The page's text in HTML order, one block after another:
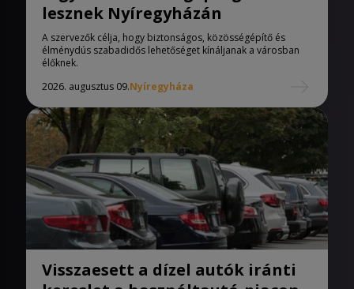
lesznek Nyíregyházán
A szervezők célja, hogy biztonságos, közösségépítő és
élménydús szabadidős lehetőséget kínáljanak a városban
élőknek.
2026. augusztus 09.Nyíregyháza
Visszaesett a dízel autók iránti